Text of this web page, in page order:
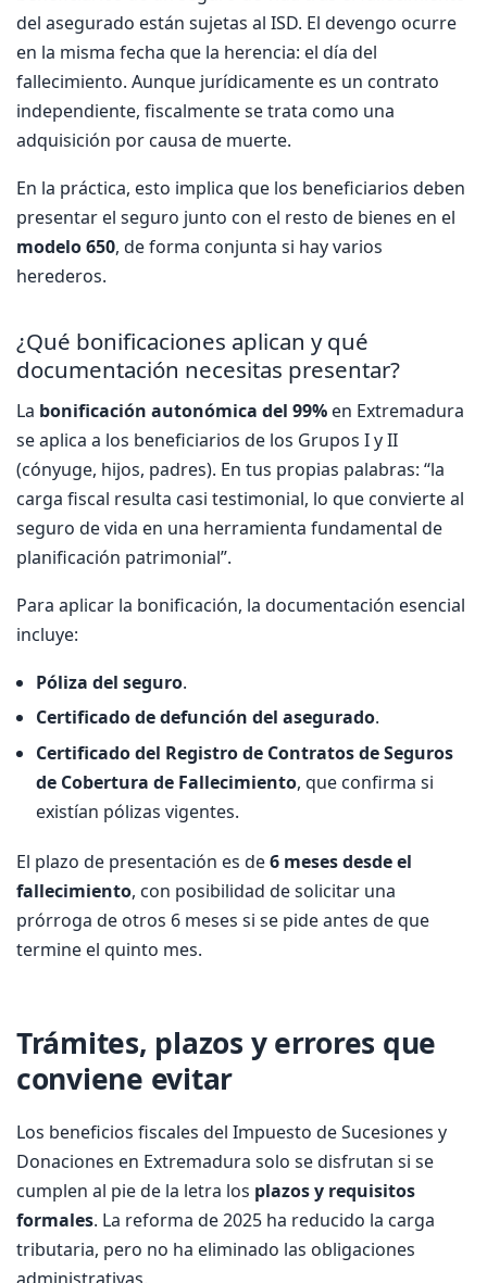
del asegurado están sujetas al ISD. El devengo ocurre
en la misma fecha que la herencia: el día del
fallecimiento. Aunque jurídicamente es un contrato
independiente, fiscalmente se trata como una
adquisición por causa de muerte.
En la práctica, esto implica que los beneficiarios deben
presentar el seguro junto con el resto de bienes en el
modelo 650, de forma conjunta si hay varios
herederos.
¿Qué bonificaciones aplican y qué
documentación necesitas presentar?
La bonificación autonómica del 99% en Extremadura
se aplica a los beneficiarios de los Grupos I y II
(cónyuge, hijos, padres). En tus propias palabras: “la
carga fiscal resulta casi testimonial, lo que convierte al
seguro de vida en una herramienta fundamental de
planificación patrimonial”.
Para aplicar la bonificación, la documentación esencial
incluye:
Póliza del seguro.
Certificado de defunción del asegurado.
Certificado del Registro de Contratos de Seguros
de Cobertura de Fallecimiento, que confirma si
existían pólizas vigentes.
El plazo de presentación es de6 meses desde el
fallecimiento, con posibilidad de solicitar una
prórroga de otros 6 meses si se pide antes de que
termine el quinto mes.
Trámites, plazos y errores que
conviene evitar
Los beneficios fiscales del Impuesto de Sucesiones y
Donaciones en Extremadura solo se disfrutan si se
cumplen al pie de la letra los plazos y requisitos
formales. La reforma de 2025 ha reducido la carga
tributaria, pero no ha eliminado las obligaciones